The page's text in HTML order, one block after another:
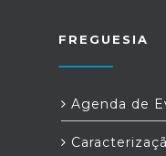
FREGUESIA
Agenda de